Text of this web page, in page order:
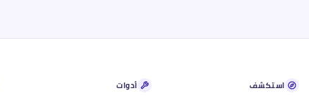
استكشف أدوات